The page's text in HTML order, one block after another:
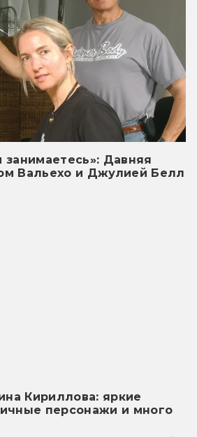
Давняя
Вальехо и Джулией Белл
Кириллова: яркие
персонажи и много